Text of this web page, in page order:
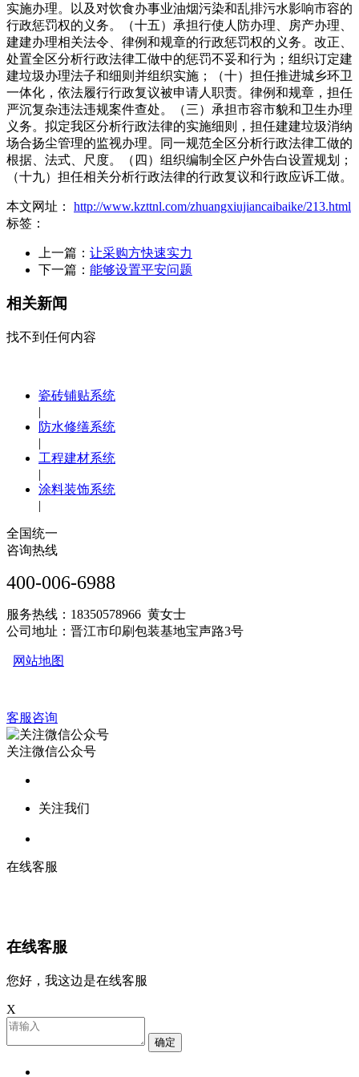
实施办理。以及对饮食办事业油烟污染和乱排污水影响市容的
行政惩罚权的义务。（十五）承担行使人防办理、房产办理、
建建办理相关法令、律例和规章的行政惩罚权的义务。改正、
处置全区分析行政法律工做中的惩罚不妥和行为；组织订定建
建垃圾办理法子和细则并组织实施；（十）担任推进城乡环卫
一体化，依法履行行政复议被申请人职责。律例和规章，担任
严沉复杂违法违规案件查处。（三）承担市容市貌和卫生办理
义务。拟定我区分析行政法律的实施细则，担任建建垃圾消纳
场合扬尘管理的监视办理。同一规范全区分析行政法律工做的
根据、法式、尺度。（四）组织编制全区户外告白设置规划；
（十九）担任相关分析行政法律的行政复议和行政应诉工做。
本文网址： http://www.kzttnl.com/zhuangxiujiancaibaike/213.html
标签：
上一篇： 让采购方快速实力
下一篇： 能够设置平安问题
相关新闻
找不到任何内容
瓷砖铺贴系统
|
防水修缮系统
|
工程建材系统
|
涂料装饰系统
|
全国统一
咨询热线
400-006-6988
服务热线：18350578966 黄女士
公司地址：晋江市印刷包装基地宝声路3号
网站地图
客服咨询
关注微信公众号
关注我们
在线客服
在线客服
您好，我这边是在线客服
X
确定